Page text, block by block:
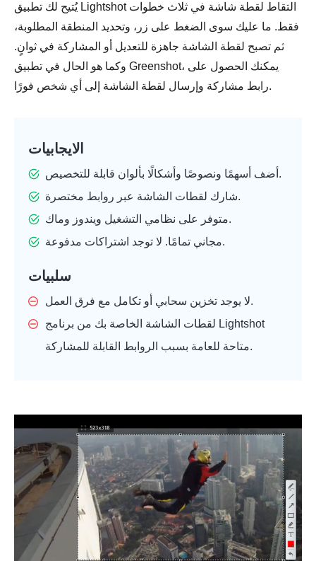
يُتيح لك تطبيق Lightshot التقاط لقطة شاشة في ثلاث خطوات
فقط. ما عليك سوى الضغط على زر، وتحديد المنطقة المطلوبة،
ثم تصبح لقطة الشاشة جاهزة للتعديل أو المشاركة في ثوانٍ.
وكما هو الحال في تطبيق Greenshot، يمكنك الحصول على
رابط مشاركة وإرسال لقطة الشاشة إلى أي شخص فورًا.
الايجابيات
أضف أسهمًا ونصوصًا وأشكالًا بألوان قابلة للتخصيص.
شارك لقطات الشاشة عبر روابط مختصرة.
متوفر على نظامي التشغيل ويندوز وماك.
مجاني تمامًا. لا توجد اشتراكات مدفوعة.
سلبيات
لا يوجد تخزين سحابي أو تكامل مع فرق العمل.
لقطات الشاشة الخاصة بك من برنامج Lightshot
متاحة للعامة بسبب الروابط القابلة للمشاركة.